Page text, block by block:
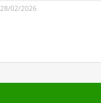
28/02/2026